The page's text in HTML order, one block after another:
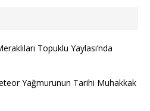
Topuklu Yaylası’nda
Yağmurunun Tarihi Muhakkak